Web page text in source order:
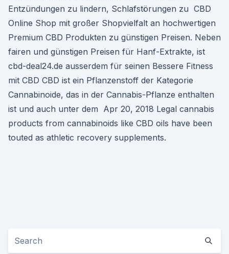
Entzündungen zu lindern, Schlafstörungen zu CBD
Online Shop mit großer Shopvielfalt an hochwertigen
Premium CBD Produkten zu günstigen Preisen. Neben
fairen und günstigen Preisen für Hanf-Extrakte, ist
cbd-deal24.de ausserdem für seinen Bessere Fitness
mit CBD CBD ist ein Pflanzenstoff der Kategorie
Cannabinoide, das in der Cannabis-Pflanze enthalten
ist und auch unter dem Apr 20, 2018 Legal cannabis
products from cannabinoids like CBD oils have been
touted as athletic recovery supplements.